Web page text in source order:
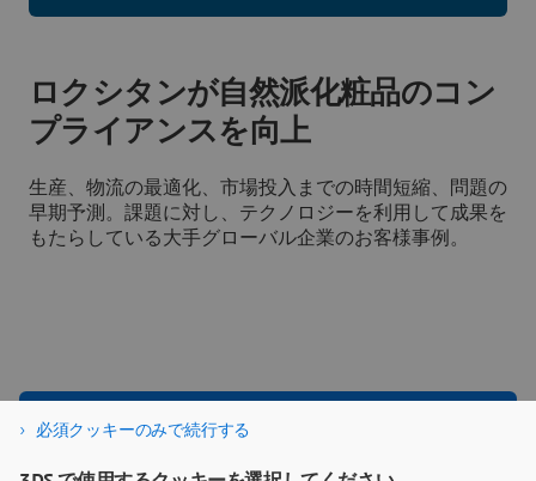
ロクシタンが自然派化粧品のコン
プライアンスを向上
生産、物流の最適化、市場投入までの時間短縮、問題の
早期予測。課題に対し、テクノロジーを利用して成果を
もたらしている大手グローバル企業のお客様事例。
インダストリー・ソリューショ
必須クッキーのみで続行する